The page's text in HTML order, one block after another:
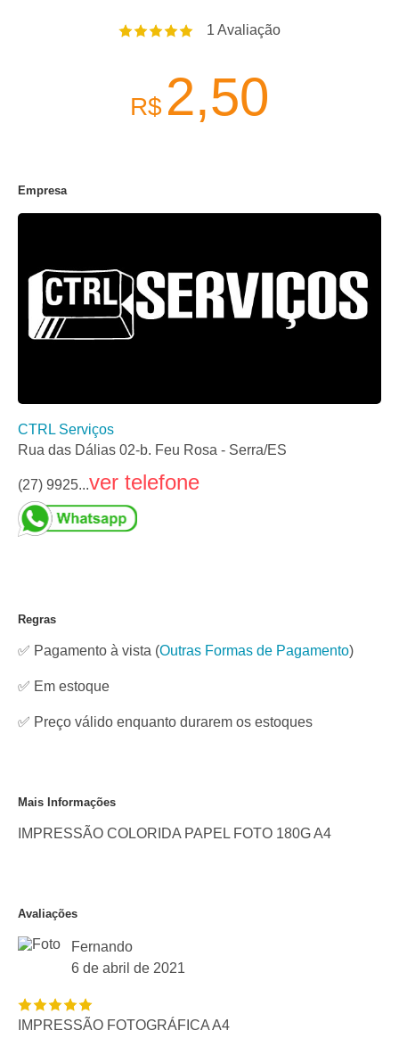
1 Avaliação
R$ 2,50
Empresa
CTRL Serviços
Rua das Dálias 02-b. Feu Rosa - Serra/ES
(27) 9925...ver telefone
Regras
✅ Pagamento à vista (Outras Formas de Pagamento)
✅ Em estoque
✅ Preço válido enquanto durarem os estoques
Mais Informações
IMPRESSÃO COLORIDA PAPEL FOTO 180G A4
Avaliações
Fernando
6 de abril de 2021
IMPRESSÃO FOTOGRÁFICA A4